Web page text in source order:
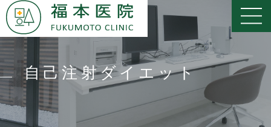
自己注射ダイエット